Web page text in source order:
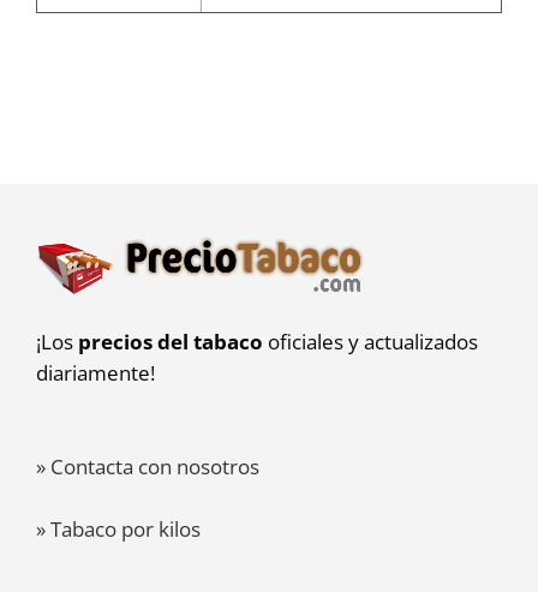
¡Los precios del tabaco oficiales y actualizados
diariamente!
» Contacta con nosotros
» Tabaco por kilos